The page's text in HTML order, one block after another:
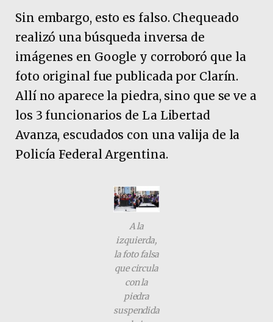
Sin embargo, esto es falso. Chequeado
realizó una búsqueda inversa de
imágenes en Google y corroboró que la
foto original fue publicada por Clarín.
Allí no aparece la piedra, sino que se ve a
los 3 funcionarios de La Libertad
Avanza, escudados con una valija de la
Policía Federal Argentina.
A la
izquierda,
la foto falsa
que circula
con la
piedra
suspendida